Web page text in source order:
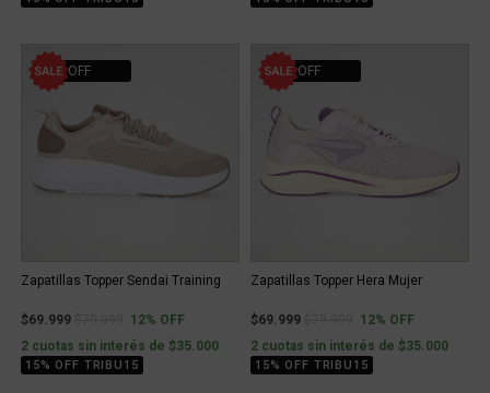
12% OFF
Zapatillas Topper Sendai Training
$69.999 Price reduced from
to12% OFF
2 cuotas sin interés de $35.000
15% OFF TRIBU15
12% OFF
Zapatillas Topper Hera Mujer
$69.999 Price reduced from
to12% OFF
2 cuotas sin interés de $35.000
15% OFF TRIBU15